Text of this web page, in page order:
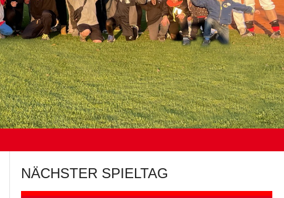
NÄCHSTER SPIELTAG